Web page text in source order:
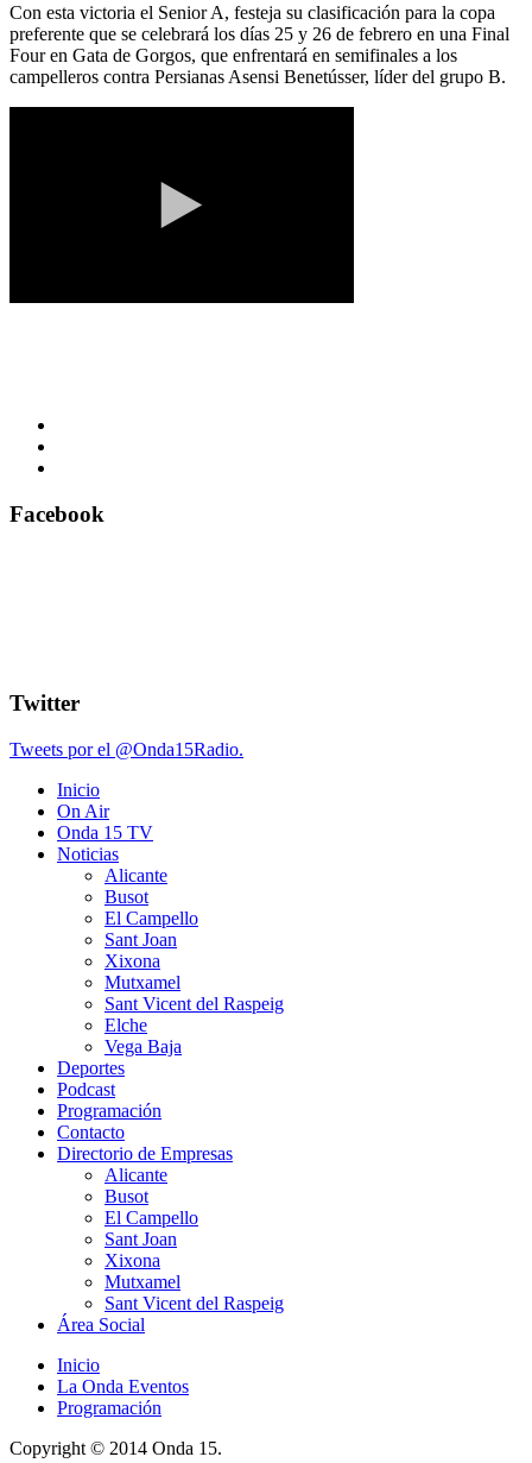
Con esta victoria el Senior A, festeja su clasificación para la copa
preferente que se celebrará los días 25 y 26 de febrero en una Final
Four en Gata de Gorgos, que enfrentará en semifinales a los
campelleros contra Persianas Asensi Benetússer, líder del grupo B.
Facebook
Twitter
Tweets por el @Onda15Radio.
Inicio
On Air
Onda 15 TV
Noticias
Alicante
Busot
El Campello
Sant Joan
Xixona
Mutxamel
Sant Vicent del Raspeig
Elche
Vega Baja
Deportes
Podcast
Programación
Contacto
Directorio de Empresas
Alicante
Busot
El Campello
Sant Joan
Xixona
Mutxamel
Sant Vicent del Raspeig
Área Social
Inicio
La Onda Eventos
Programación
Copyright © 2014 Onda 15.